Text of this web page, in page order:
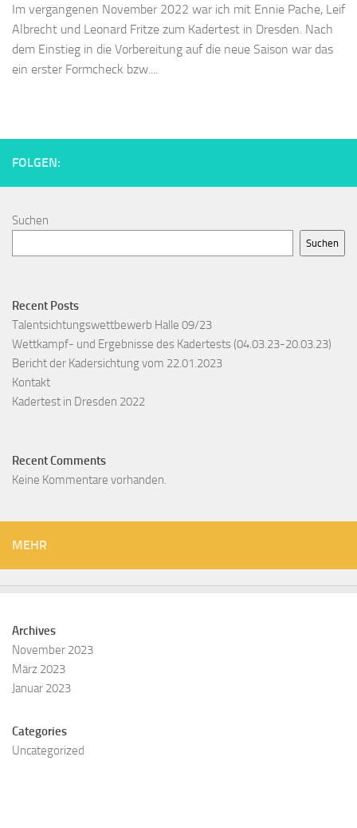
Im vergangenen November 2022 war ich mit Ennie Pache, Leif
Albrecht und Leonard Fritze zum Kadertest in Dresden. Nach
dem Einstieg in die Vorbereitung auf die neue Saison war das
ein erster Formcheck bzw....
FOLGEN:
Suchen
Suchen
Recent Posts
Talentsichtungswettbewerb Halle 09/23
Wettkampf- und Ergebnisse des Kadertests (04.03.23-20.03.23)
Bericht der Kadersichtung vom 22.01.2023
Kontakt
Kadertest in Dresden 2022
Recent Comments
Keine Kommentare vorhanden.
MEHR
Archives
November 2023
März 2023
Januar 2023
Categories
Uncategorized